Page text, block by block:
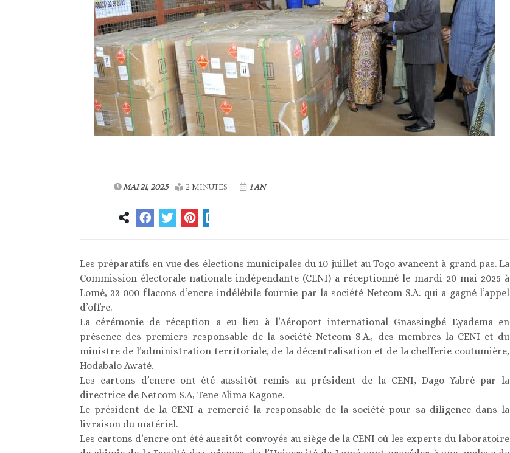
MAI 21, 2025 2 MINUTES 1 AN
Les préparatifs en vue des élections municipales du 10 juillet au Togo avancent à grand pas. La
Commission électorale nationale indépendante (CENI) a réceptionné le mardi 20 mai 2025 à
Lomé, 33 000 flacons d’encre indélébile fournie par la société Netcom S.A. qui a gagné l’appel
d’offre.
La cérémonie de réception a eu lieu à l’Aéroport international Gnassingbé Eyadema en
présence des premiers responsable de la société Netcom S.A., des membres la CENI et du
ministre de l’administration territoriale, de la décentralisation et de la chefferie coutumière,
Hodabalo Awaté.
Les cartons d’encre ont été aussitôt remis au président de la CENI, Dago Yabré par la
directrice de Netcom S.A, Tene Alima Kagone.
Le président de la CENI a remercié la responsable de la société pour sa diligence dans la
livraison du matériel.
Les cartons d’encre ont été aussitôt convoyés au siège de la CENI où les experts du laboratoire